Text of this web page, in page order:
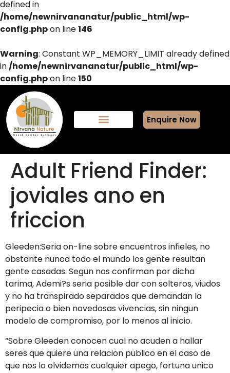
defined in
/home/newnirvananatur/public_html/wp-
config.phpon line146
Warning: Constant WP_MEMORY_LIMIT already defined
in/home/newnirvananatur/public_html/wp-
config.phpon line150
Enquire Now
Adult Friend Finder:
joviales ano en
friccion
Gleeden:Seri­a on-line sobre encuentros infieles, no
obstante nunca todo el mundo los gente resultan
gente casadas. Segun nos confirman por dicha
tarima, Ademi?s seri­a posible dar con solteros, viudos
y no ha transpirado separados que demandan la
peripecia o bien novedosas vivencias, sin ningun
modelo de compromiso, por lo menos al inicio.
“Sobre Gleeden conocen cual no acuden a hallar
seres que quiere una relacion publico en el caso de
que nos lo olvidemos cualquier apego, fortuna unico